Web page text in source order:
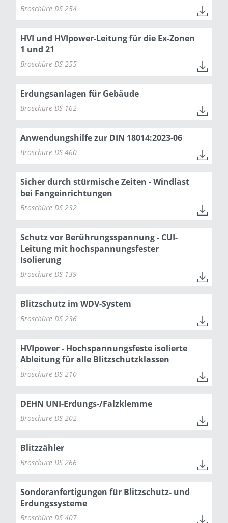
Broschüre DS 254
HVI und HVIpower-Leitung für die Ex-Zonen
1 und 21
Broschüre DS 255
Erdungsanlagen für Gebäude
Broschüre DS 162
Anwendungshilfe zur DIN 18014:2023-06
Broschüre DS 460
Sicher durch stürmische Zeiten - Windlast
bei Fangeinrichtungen
Broschüre DS 232
Schutz vor Berührungsspannung - CUI-
Leitung mit hochspannungsfester
Isolierung
Broschüre DS 139
Blitzschutz im WDV-System
Broschüre DS 236
HVIpower - Hochspannungsfeste isolierte
Ableitung für alle Blitzschutzklassen
Broschüre DS 210
DEHN UNI-Erdungs-/Falzklemme
Broschüre DS 202
Blitzzähler
Broschüre DS 266
Sonderanfertigungen für Blitzschutz- und
Erdungssysteme
Broschüre DS 407